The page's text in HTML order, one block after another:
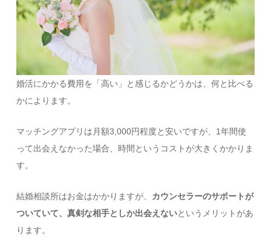
婚活にかかる費用を「高い」と感じるかどうかは、何と比べる
かによります。
マッチングアプリは月額3,000円程度と安いですが、1年間使
って出会えなかった場合、時間というコストが大きくかかりま
す。
結婚相談所はお金はかかりますが、 カウンセラーのサポートが
ついていて、真剣な相手としか出会えないというメリットがあ
ります。